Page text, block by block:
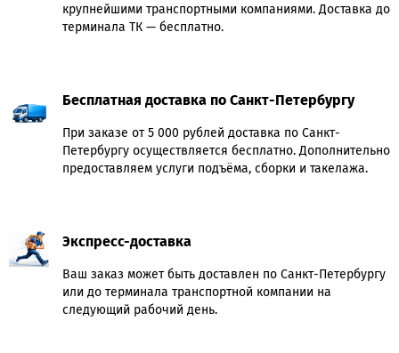
крупнейшими транспортными компаниями. Доставка до
терминала ТК — бесплатно.
Бесплатная доставка по Санкт-Петербургу
При заказе от 5 000 рублей доставка по Санкт-
Петербургу осуществляется бесплатно. Дополнительно
предоставляем услуги подъёма, сборки и такелажа.
Экспресс-доставка
Ваш заказ может быть доставлен по Санкт-Петербургу
или до терминала транспортной компании на
следующий рабочий день.